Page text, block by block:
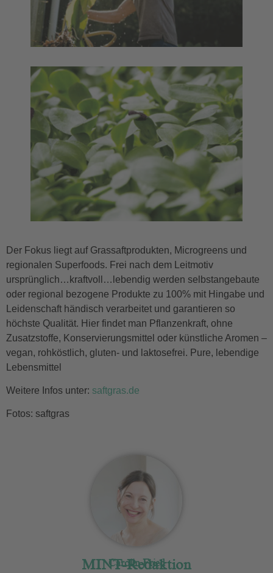
Der Fokus liegt auf Grassaftprodukten, Microgreens und
regionalen Superfoods. Frei nach dem Leitmotiv
ursprünglich…kraftvoll…lebendig werden selbstangebaute
oder regional bezogene Produkte zu 100% mit Hingabe und
Leidenschaft händisch verarbeitet und garantieren so
höchste Qualität. Hier findet man Pflanzenkraft, ohne
Zusatzstoffe, Konservierungsmittel oder künstliche Aromen –
vegan, rohköstlich, gluten- und laktosefrei. Pure, lebendige
Lebensmittel
Weitere Infos unter: saftgras.de
Fotos: saftgras
Carolin Fried
MINT-Redaktion